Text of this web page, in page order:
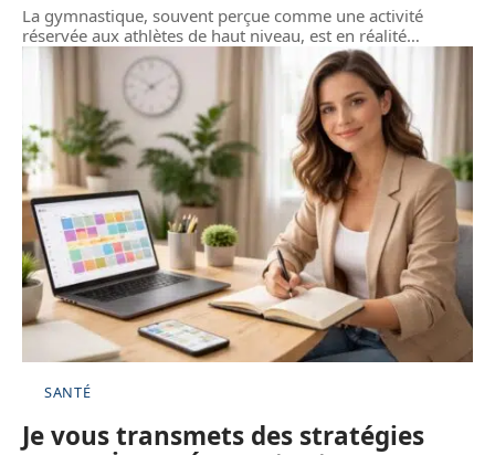
La gymnastique, souvent perçue comme une activité
réservée aux athlètes de haut niveau, est en réalité…
SANTÉ
Je vous transmets des stratégies